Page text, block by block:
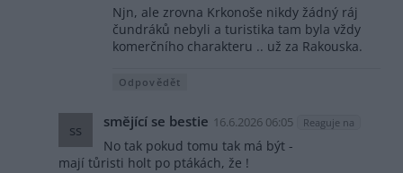
Njn, ale zrovna Krkonoše nikdy žádný ráj
čundráků nebyli a turistika tam byla vždy
komerčního charakteru .. už za Rakouska.
Odpovědět
ss smějící se bestie 16.6.2026 06:05 Reaguje na
No tak pokud tomu tak má být -
mají tůristi holt po ptákách, že !